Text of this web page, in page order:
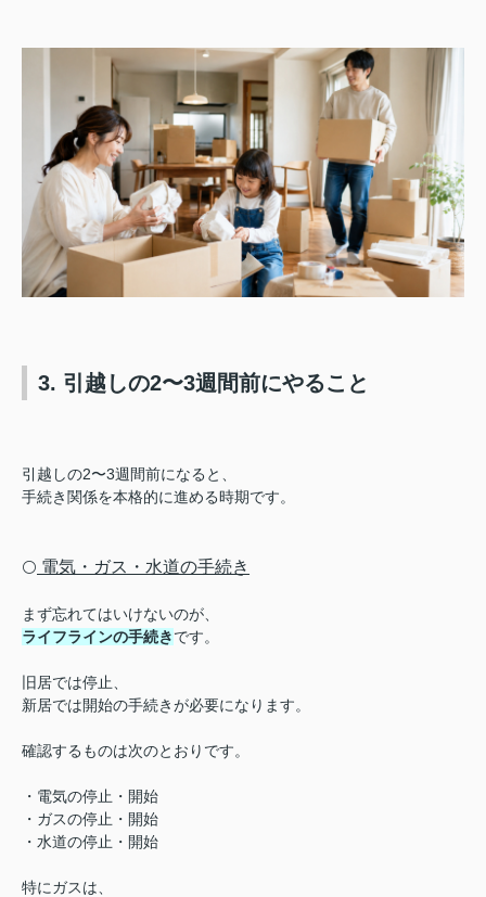
3. 引越しの2〜3週間前にやること
引越しの2〜3週間前になると、
手続き関係を本格的に進める時期です。
⚪️ 電気・ガス・水道の手続き
まず忘れてはいけないのが、
ライフラインの手続きです。
旧居では停止、
新居では開始の手続きが必要になります。
確認するものは次のとおりです。
・電気の停止・開始
・ガスの停止・開始
・水道の停止・開始
特にガスは、